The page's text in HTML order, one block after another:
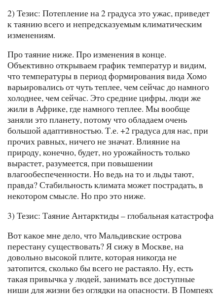
2) Тезис: Потепление на 2 градуса это ужас, приведет
к таянию всего и непредсказуемым климатическим
изменениям.
Про таяние ниже. Про изменения в конце.
Объективно открываем график температур и видим,
что температуры в период формирования вида Хомо
варьировались от чуть теплее, чем сейчас до намного
холоднее, чем сейчас. Это средние цифры, люди же
жили в Африке, где намного теплее. Мы вообще
заняли это планету, потому что обладаем очень
большой адаптивностью. Т.е. +2 градуса для нас, при
прочих равных, ничего не значат. Влияние на
природу, конечно, будет, но урожайность только
вырастет, разумеется, при повышении
влагообеспеченности. Но ведь на то и льды тают,
правда? Стабильность климата может пострадать, в
некотором смысле. Но про это ниже.
3) Тезис: Таяние Антарктиды – глобальная катастрофа
Вот какое мне дело, что Мальдивские острова
перестану существовать? Я сижу в Москве, на
довольно высокой плите, которая никогда не
затопится, сколько бы всего не растаяло. Ну, есть
такая привычка у людей, занимать все доступные
ниши для жизни без оглядки на опасности. В Помпеях